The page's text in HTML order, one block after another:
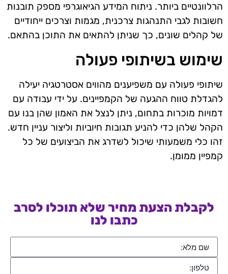
הרלוונטיים ביותר. ניתוח המידע הגיאוגרפי מספק תובנות
חשובות לגבי התנהגות צרכנית, מגמות וצרכים ייחודיים
של קהלים שונים, כך שניתן להתאים את התוכן בהתאם.
שימוש בשיתופי פעולה
שיתופי פעולה עם משפיענים מהווים אסטרטגיה יעילה
להגדלת טווח ההגעה של הקמפיינים. על ידי עבודה עם
דמויות מוכרות בתחום, ניתן לנצל את האמון שהן בנו עם
הקהל שלהן כדי להניע תגובות חיוביות וליצור עניין חדש.
זהו כלי משמעותי שיכול לשדרג את הביצועים של כל
קמפיין ממומן.
לקבלת הצעת מחיר שלא תוכלו לסרב
כתבו לנו